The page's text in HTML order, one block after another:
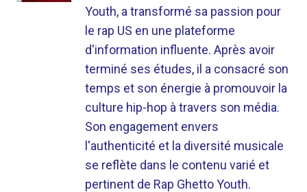
Youth, a transformé sa passion pour
le rap US en une plateforme
d'information influente. Après avoir
terminé ses études, il a consacré son
temps et son énergie à promouvoir la
culture hip-hop à travers son média.
Son engagement envers
l'authenticité et la diversité musicale
se reflète dans le contenu varié et
pertinent de Rap Ghetto Youth.